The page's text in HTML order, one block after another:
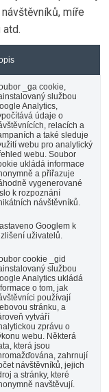
míře
_ga cookie,
službou
Analytics,
údaje o
relacích a
a také sleduje
webu pro analytický
webu. Soubor
ukládá informace
a přiřazuje
vygenerované
k rozpoznání
návštěvníků.
Googlem k
uživatelů.
cookie _gid
službou
Analytics ukládá
o tom, jak
používají
stránku, a
vytváří
zprávu o
webu. Některá
která jsou
zahrnují
návštěvníků, jejich
a stránky, které
navštěvují.